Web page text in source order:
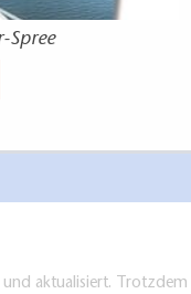
Spree
aktualisiert.